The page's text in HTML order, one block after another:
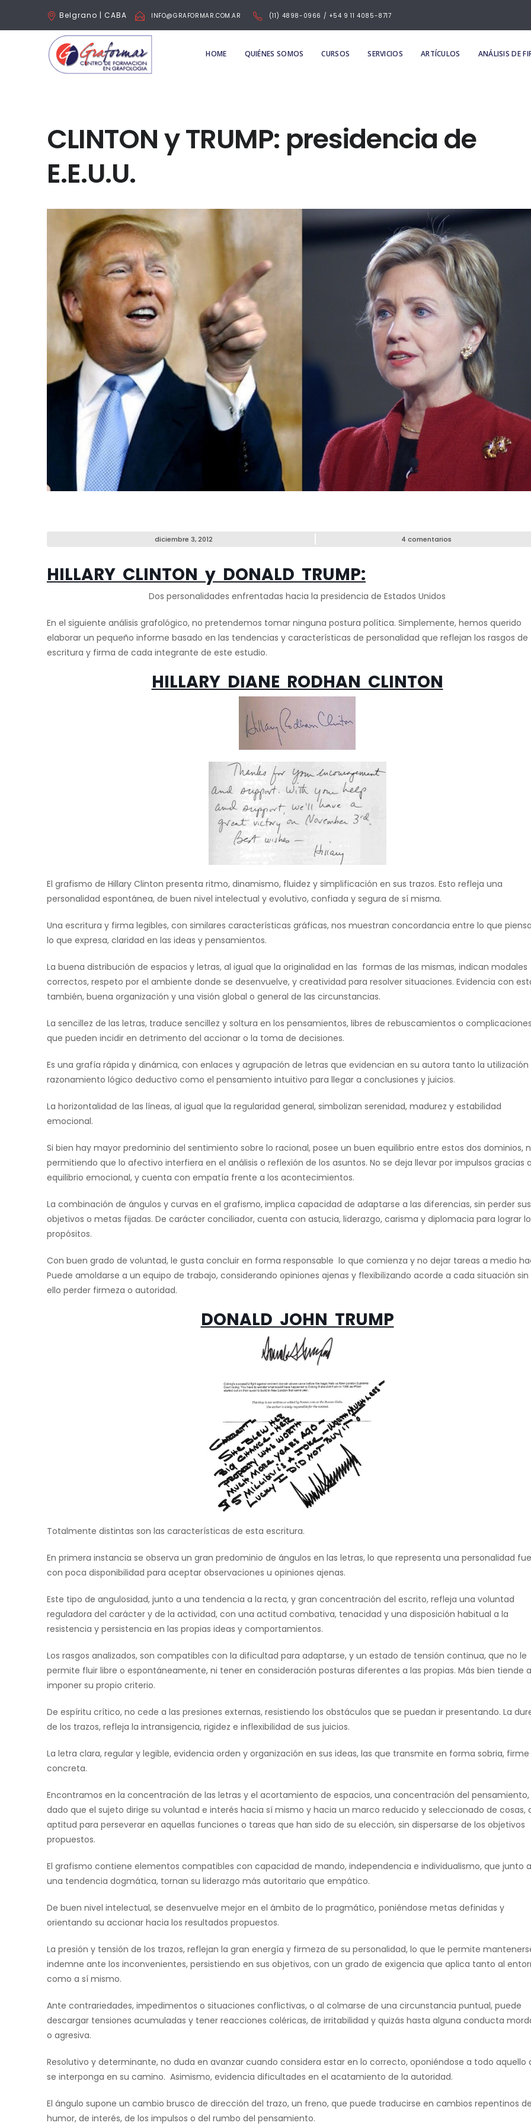
Belgrano | CABA INFO@GRAFORMAR.COM.AR (11) 4898-0966 / +54 9 11 4085-8717
HOME QUIÉNES SOMOS CURSOS SERVICIOS ARTÍCULOS ANÁLISIS DE
CLINTON y TRUMP: presidencia de
E.E.U.U.
diciembre 3, 2012 4 comentarios
HILLARY CLINTON y DONALD TRUMP:
Dos personalidades enfrentadas hacia la presidencia de Estados Unidos
En el siguiente análisis grafológico, no pretendemos tomar ninguna postura política. Simplemente, hemos querido
elaborar un pequeño informe basado en las tendencias y características de personalidad que reflejan los rasgos de
escritura y firma de cada integrante de este estudio.
HILLARY DIANE RODHAN CLINTON
El grafismo de Hillary Clinton presenta ritmo, dinamismo, fluidez y simplificación en sus trazos. Esto refleja una
personalidad espontánea, de buen nivel intelectual y evolutivo, confiada y segura de sí misma.
Una escritura y firma legibles, con similares características gráficas, nos muestran concordancia entre lo que
lo que expresa, claridad en las ideas y pensamientos.
La buena distribución de espacios y letras, al igual que la originalidad en las formas de las mismas, indican modales
correctos, respeto por el ambiente donde se desenvuelve, y creatividad para resolver situaciones. Evidencia con
también, buena organización y una visión global o general de las circunstancias.
La sencillez de las letras, traduce sencillez y soltura en los pensamientos, libres de rebuscamientos o
que pueden incidir en detrimento del accionar o la toma de decisiones.
Es una grafía rápida y dinámica, con enlaces y agrupación de letras que evidencian en su autora tanto la utilización
razonamiento lógico deductivo como el pensamiento intuitivo para llegar a conclusiones y juicios.
La horizontalidad de las líneas, al igual que la regularidad general, simbolizan serenidad, madurez y estabilidad
emocional.
Si bien hay mayor predominio del sentimiento sobre lo racional, posee un buen equilibrio entre estos dos dominios,
permitiendo que lo afectivo interfiera en el análisis o reflexión de los asuntos. No se deja llevar por impulsos gracias
equilibrio emocional, y cuenta con empatía frente a los acontecimientos.
La combinación de ángulos y curvas en el grafismo, implica capacidad de adaptarse a las diferencias, sin perder sus
objetivos o metas fijadas. De carácter conciliador, cuenta con astucia, liderazgo, carisma y diplomacia para lograr
propósitos.
Con buen grado de voluntad, le gusta concluir en forma responsable lo que comienza y no dejar tareas a medio
Puede amoldarse a un equipo de trabajo, considerando opiniones ajenas y flexibilizando acorde a cada situación sin
ello perder firmeza o autoridad.
DONALD JOHN TRUMP
Totalmente distintas son las características de esta escritura.
En primera instancia se observa un gran predominio de ángulos en las letras, lo que representa una personalidad
con poca disponibilidad para aceptar observaciones u opiniones ajenas.
Este tipo de angulosidad, junto a una tendencia a la recta, y gran concentración del escrito, refleja una voluntad
reguladora del carácter y de la actividad, con una actitud combativa, tenacidad y una disposición habitual a la
resistencia y persistencia en las propias ideas y comportamientos.
Los rasgos analizados, son compatibles con la dificultad para adaptarse, y un estado de tensión continua, que no le
permite fluir libre o espontáneamente, ni tener en consideración posturas diferentes a las propias. Más bien tiende a
imponer su propio criterio.
De espíritu crítico, no cede a las presiones externas, resistiendo los obstáculos que se puedan ir presentando. La
de los trazos, refleja la intransigencia, rigidez e inflexibilidad de sus juicios.
La letra clara, regular y legible, evidencia orden y organización en sus ideas, las que transmite en forma sobria,
concreta.
Encontramos en la concentración de las letras y el acortamiento de espacios, una concentración del pensamiento,
dado que el sujeto dirige su voluntad e interés hacia sí mismo y hacia un marco reducido y seleccionado de cosas,
aptitud para perseverar en aquellas funciones o tareas que han sido de su elección, sin dispersarse de los objetivos
propuestos.
El grafismo contiene elementos compatibles con capacidad de mando, independencia e individualismo, que junto a
una tendencia dogmática, tornan su liderazgo más autoritario que empático.
De buen nivel intelectual, se desenvuelve mejor en el ámbito de lo pragmático, poniéndose metas definidas y
orientando su accionar hacia los resultados propuestos.
La presión y tensión de los trazos, reflejan la gran energía y firmeza de su personalidad, lo que le permite
indemne ante los inconvenientes, persistiendo en sus objetivos, con un grado de exigencia que aplica tanto al
como a sí mismo.
Ante contrariedades, impedimentos o situaciones conflictivas, o al colmarse de una circunstancia puntual, puede
descargar tensiones acumuladas y tener reacciones coléricas, de irritabilidad y quizás hasta alguna conducta
o agresiva.
Resolutivo y determinante, no duda en avanzar cuando considera estar en lo correcto, oponiéndose a todo aquello
se interponga en su camino. Asimismo, evidencia dificultades en el acatamiento de la autoridad.
El ángulo supone un cambio brusco de dirección del trazo, un freno, que puede traducirse en cambios repentinos
humor, de interés, de los impulsos o del rumbo del pensamiento.